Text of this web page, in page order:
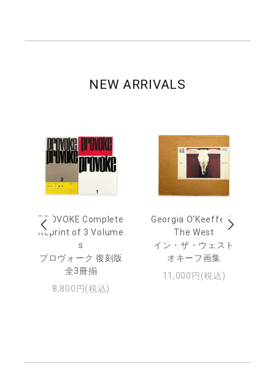
NEW ARRIVALS
PROVOKE Complete
Reprint of 3 Volume
s
プロヴォーク 復刻版
全3冊揃
8,800円(税込)
Georgia O'Keeffe: In
The West
イン・ザ・ウェスト
オキーフ画集
11,000円(税込)